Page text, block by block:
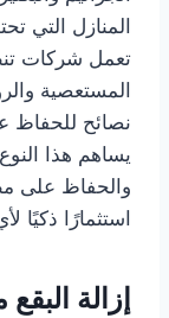
المنازل التي
تعمل شركات
المستعصية
نصائح للحفاظ
يساهم هذا
والحفاظ على
استثمارًا
إزالة